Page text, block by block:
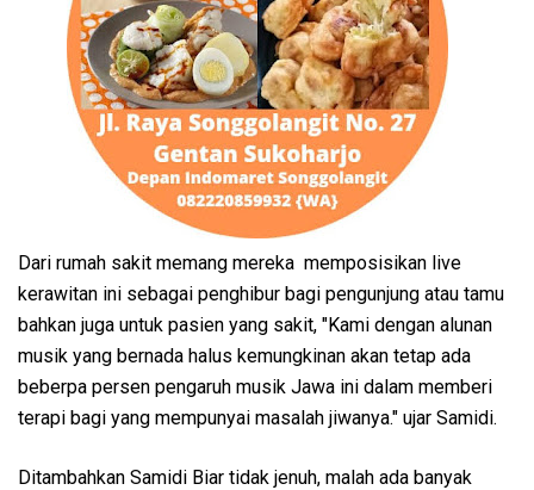
Dari rumah sakit memang mereka memposisikan live
kerawitan ini sebagai penghibur bagi pengunjung atau tamu
bahkan juga untuk pasien yang sakit, "Kami dengan alunan
musik yang bernada halus kemungkinan akan tetap ada
beberpa persen pengaruh musik Jawa ini dalam memberi
terapi bagi yang mempunyai masalah jiwanya." ujar Samidi.
Ditambahkan Samidi Biar tidak jenuh, malah ada banyak